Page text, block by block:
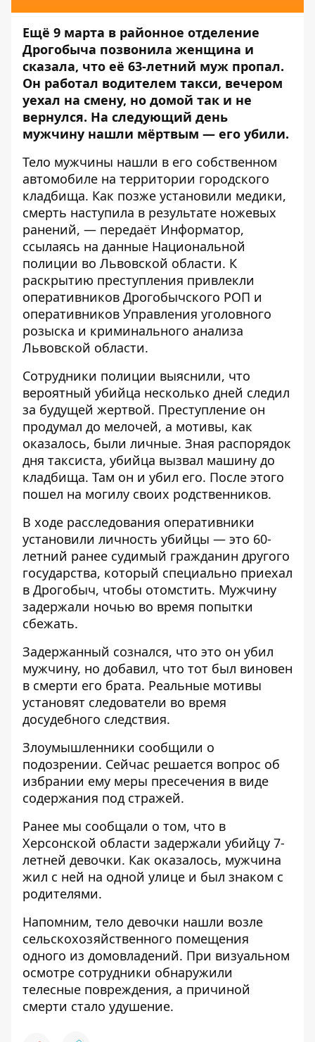
Ещё 9 марта в районное отделение
Дрогобыча позвонила женщина и
сказала, что её 63-летний муж пропал.
Он работал водителем такси, вечером
уехал на смену, но домой так и не
вернулся. На следующий день
мужчину нашли мёртвым — его убили.
Тело мужчины нашли в его собственном
автомобиле на территории городского
кладбища. Как позже установили медики,
смерть наступила в результате ножевых
ранений, — передаёт Информатор,
ссылаясь на данные Национальной
полиции во Львовской области. К
раскрытию преступления привлекли
оперативников Дрогобычского РОП и
оперативников Управления уголовного
розыска и криминального анализа
Львовской области.
Сотрудники полиции выяснили, что
вероятный убийца несколько дней следил
за будущей жертвой. Преступление он
продумал до мелочей, а мотивы, как
оказалось, были личные. Зная распорядок
дня таксиста, убийца вызвал машину до
кладбища. Там он и убил его. После этого
пошел на могилу своих родственников.
В ходе расследования оперативники
установили личность убийцы — это 60-
летний ранее судимый гражданин другого
государства, который специально приехал
в Дрогобыч, чтобы отомстить. Мужчину
задержали ночью во время попытки
сбежать.
Задержанный сознался, что это он убил
мужчину, но добавил, что тот был виновен
в смерти его брата. Реальные мотивы
установят следователи во время
досудебного следствия.
Злоумышленники сообщили о
подозрении. Сейчас решается вопрос об
избрании ему меры пресечения в виде
содержания под стражей.
Ранее мы сообщали о том, что в
Херсонской области задержали убийцу 7-
летней девочки. Как оказалось, мужчина
жил с ней на одной улице и был знаком с
родителями.
Напомним, тело девочки нашли возле
сельскохозяйственного помещения
одного из домовладений. При визуальном
осмотре сотрудники обнаружили
телесные повреждения, а причиной
смерти стало удушение.